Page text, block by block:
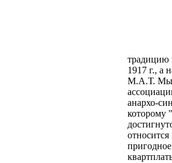
традицию
1917 г., а
М.А.Т. Мы
анархо-
которому "